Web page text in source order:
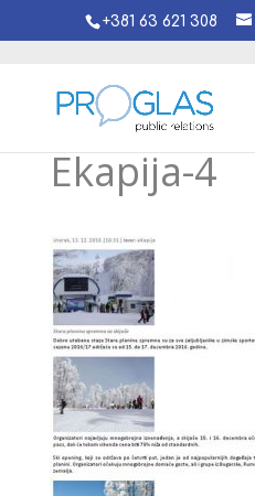
+381 63 621 308
Ekapija-4